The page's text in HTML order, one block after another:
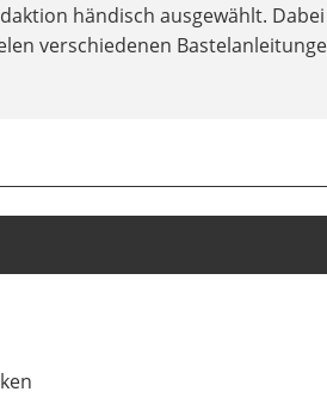
händisch ausgewählt. Dabei
verschiedenen